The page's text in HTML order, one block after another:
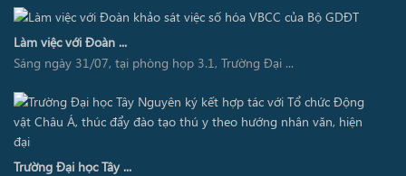
Làm việc với Đoàn ...
Sáng ngày 31/07, tại phòng họp 3.1, Trường Đại ...
Trường Đại học Tây ...